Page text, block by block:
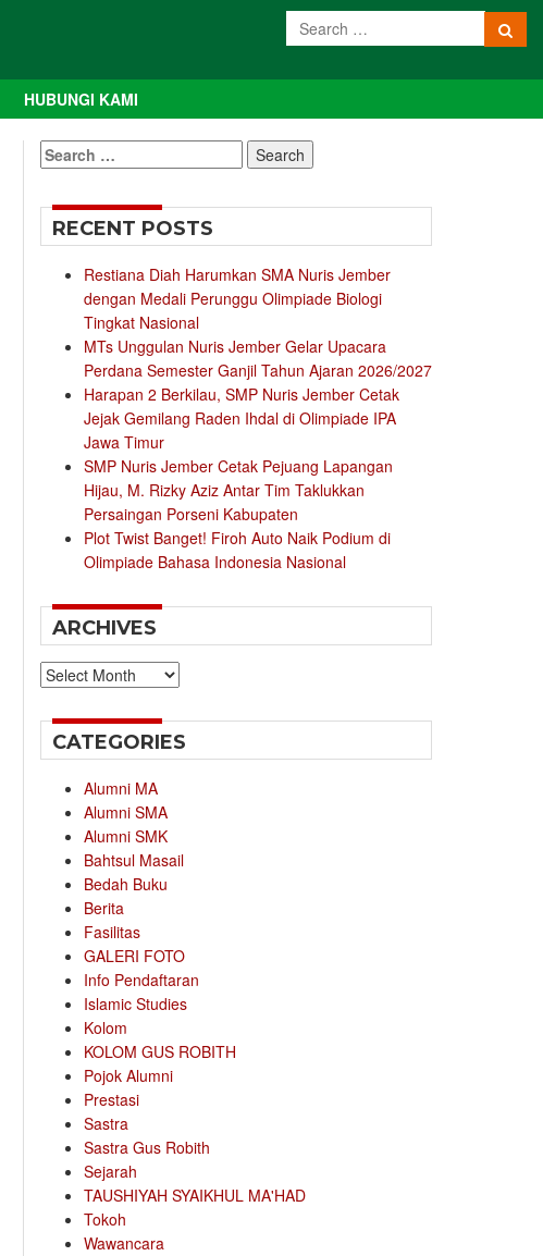
HUBUNGI KAMI
Search
for:
RECENT POSTS
Restiana Diah Harumkan SMA Nuris Jember
dengan Medali Perunggu Olimpiade Biologi
Tingkat Nasional
MTs Unggulan Nuris Jember Gelar Upacara
Perdana Semester Ganjil Tahun Ajaran 2026/2027
Harapan 2 Berkilau, SMP Nuris Jember Cetak
Jejak Gemilang Raden Ihdal di Olimpiade IPA
Jawa Timur
SMP Nuris Jember Cetak Pejuang Lapangan
Hijau, M. Rizky Aziz Antar Tim Taklukkan
Persaingan Porseni Kabupaten
Plot Twist Banget! Firoh Auto Naik Podium di
Olimpiade Bahasa Indonesia Nasional
ARCHIVES
Archives
CATEGORIES
Alumni MA
Alumni SMA
Alumni SMK
Bahtsul Masail
Bedah Buku
Berita
Fasilitas
GALERI FOTO
Info Pendaftaran
Islamic Studies
Kolom
KOLOM GUS ROBITH
Pojok Alumni
Prestasi
Sastra
Sastra Gus Robith
Sejarah
TAUSHIYAH SYAIKHUL MA'HAD
Tokoh
Wawancara